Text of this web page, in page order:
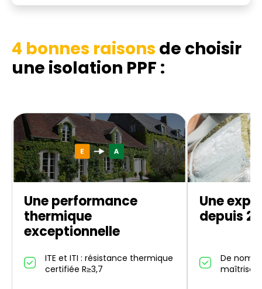
4 bonnes raisons de choisir
une isolation PPF :
Une performance
thermique
exceptionnelle
ITE et ITI : résistance thermique
certifiée R≥3,7
Une
depuis
De
maîtrise